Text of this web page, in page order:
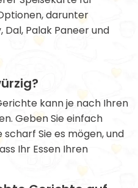
darunter
Palak Paneer und
kann je nach Ihren
Geben Sie einfach
Sie es mögen, und
Ihr Essen Ihren